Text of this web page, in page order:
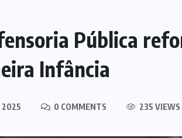
Pública
Infância
2025 0 COMMENTS 235 VIEWS